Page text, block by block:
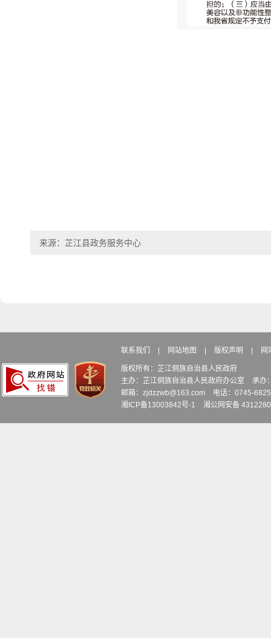
来源：芷江县政务服务中心
联系我们 网站地图 版权声明 网
版权所有：芷江侗族自治县人民政府
主办：芷江侗族自治县人民政府办公室
承办
邮箱：zjdzzwb@163.com
电话：0745-
湘ICP备13003842号-1
湘公网安备